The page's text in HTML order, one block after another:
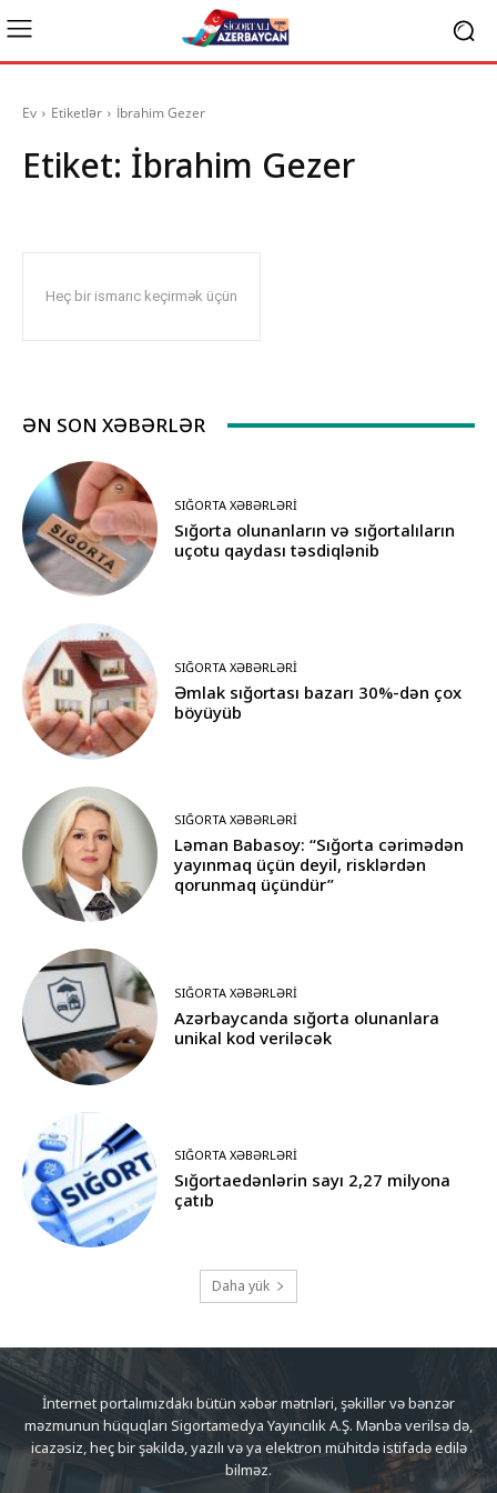
Ev Etiketlər İbrahim Gezer
Etiket: İbrahim Gezer
Heç bir ismarıc keçirmək üçün
ƏN SON XƏBƏRLƏR
SIĞORTA XƏBƏRLƏRI
Sığorta olunanların və sığortalıların
uçotu qaydası təsdiqlənib
SIĞORTA XƏBƏRLƏRI
Əmlak sığortası bazarı 30%-dən çox
böyüyüb
SIĞORTA XƏBƏRLƏRI
Ləman Babasoy: “Sığorta cərimədən
yayınmaq üçün deyil, risklərdən
qorunmaq üçündür”
SIĞORTA XƏBƏRLƏRI
Azərbaycanda sığorta olunanlara
unikal kod veriləcək
SIĞORTA XƏBƏRLƏRI
Sığortaedənlərin sayı 2,27 milyona
çatıb
Daha yük
İnternet portalımızdakı bütün xəbər mətnləri, şəkillər və bənzər
məzmunun hüquqları Sigortamedya Yayıncılık A.Ş. Mənbə verilsə də,
icazəsiz, heç bir şəkildə, yazılı və ya elektron mühitdə istifadə edilə
bilməz.